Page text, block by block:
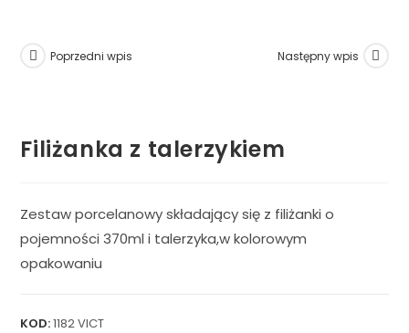
Poprzedni wpis Następny wpis
Filiżanka z talerzykiem
Zestaw porcelanowy składający się z filiżanki o
pojemności 370ml i talerzyka,w kolorowym
opakowaniu
KOD:1182 VICT